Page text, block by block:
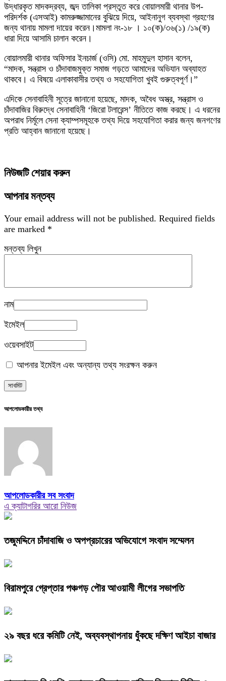
উদ্ধারকৃত মাদকদ্রব্য, জব্দ তালিকা প্রস্তুত করে বোয়ালমারী থানার উপ-
পরিদর্শক (এসআই) কামরুজ্জামানের বুঝিয়ে দিয়ে, আইনানুগ ব্যবস্থা গ্রহণের
জন্য থানায় মামলা দায়ের করেন।মামলা নং-১৮ । ১০(ক)/৩৬(১) /১৯(ক)
ধারা দিয়ে আসামি চালান করেন।
বোয়ালমারী থানার অফিসার ইনচার্জ (ওসি) মো. মাহমুদুল হাসান বলেন,
“মাদক, সন্ত্রাস ও চাঁদাবাজমুক্ত সমাজ গড়তে আমাদের অভিযান অব্যাহত
থাকবে। এ বিষয়ে এলাকাবাসীর তথ্য ও সহযোগিতা খুবই গুরুত্বপূর্ণ।”
এদিকে সেনাবাহিনী সূত্রে জানানো হয়েছে, মাদক, অবৈধ অস্ত্র, সন্ত্রাস ও
চাঁদাবাজির বিরুদ্ধে সেনাবাহিনী ‘জিরো টলারেন্স’ নীতিতে কাজ করছে। এ ধরনের
অপরাধ নির্মূলে সেনা ক্যাম্পসমূহকে তথ্য দিয়ে সহযোগিতা করার জন্য জনগণের
প্রতি আহ্বান জানানো হয়েছে।
নিউজটি শেয়ার করুন
আপনার মন্তব্য
Your email address will not be published. Required fields
are marked *
মন্তব্য লিখুন
নাম
ইমেইল
ওয়েবসাইট
আপনার ইমেইল এবং অন্যান্য তথ্য সংরক্ষন করুন
আপলোডকারীর তথ্য
আপলোডকারীর সব সংবাদ
এ ক্যাটাগরির আরো নিউজ
তজুমদ্দিনে চাঁদাবাজি ও অপপ্রচারের অভিযোগে সংবাদ সম্মেলন
বিরামপুরে গ্রেপ্তার পঞ্চগড় পৌর আওয়ামী লীগের সভাপতি
২৯ বছর ধরে কমিটি নেই, অব্যবস্থাপনায় ধুঁকছে দক্ষিণ আইচা বাজার